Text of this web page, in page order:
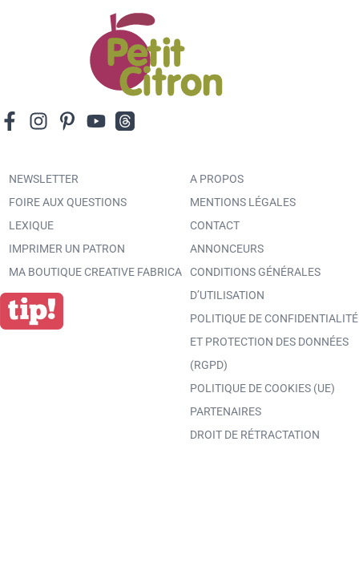
NEWSLETTER
FOIRE AUX QUESTIONS
LEXIQUE
IMPRIMER UN PATRON
MA BOUTIQUE CREATIVE FABRICA
A PROPOS
MENTIONS LÉGALES
CONTACT
ANNONCEURS
CONDITIONS GÉNÉRALES
D’UTILISATION
POLITIQUE DE CONFIDENTIALITÉ
ET PROTECTION DES DONNÉES
(RGPD)
POLITIQUE DE COOKIES (UE)
PARTENAIRES
DROIT DE RÉTRACTATION